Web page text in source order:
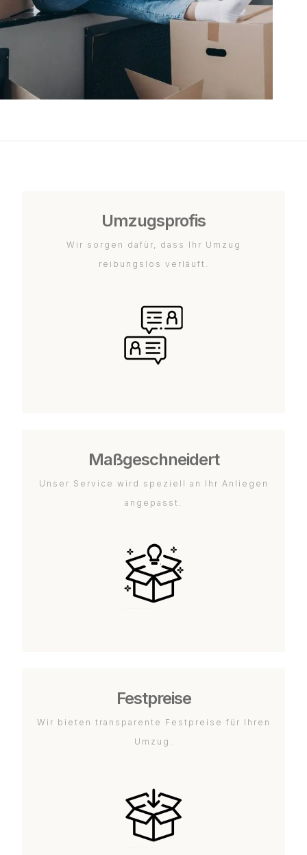
Umzugsprofis
Wir sorgen dafür, dass Ihr Umzug
reibungslos verläuft.
Maßgeschneidert
Unser Service wird speziell an Ihr Anliegen
angepasst.
Festpreise
Wir bieten transparente Festpreise für Ihren
Umzug.